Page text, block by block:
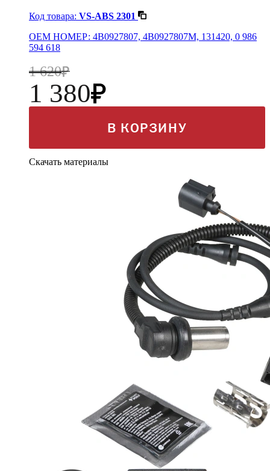
Код товара: VS-ABS 2301
OEM НОМЕР: 4B0927807, 4B0927807M, 131420, 0 986
594 618
1 620
1 380
В КОРЗИНУ
Скачать материалы